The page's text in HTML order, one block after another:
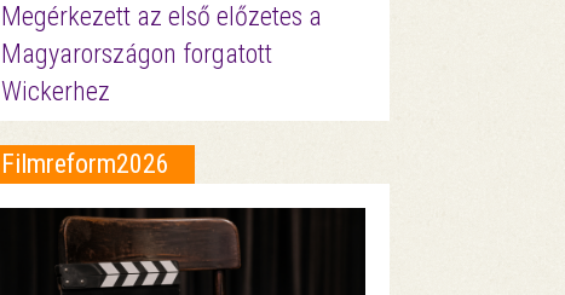
Megérkezett az első előzetes a
Magyarországon forgatott
Wickerhez
Filmreform2026